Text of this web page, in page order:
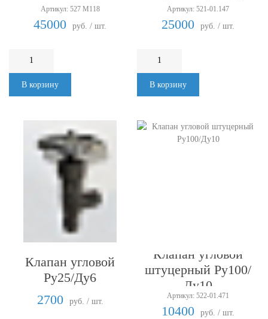
Артикул: 527 М118
45000 руб. / шт.
В корзину
Артикул: 521-01.147
25000 руб. / шт.
В корзину
Клапан угловой
Ру25/Ду6
2700
руб. / шт.
Клапан угловой
штуцерный Ру100/
Ду10
Артикул: 522-01.471
10400 руб. / шт.